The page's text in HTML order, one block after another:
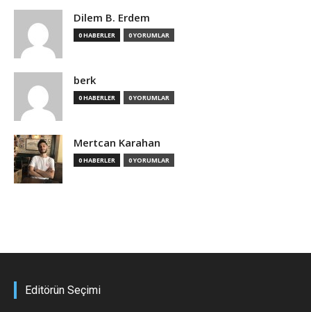
Dilem B. Erdem
0 HABERLER 0 YORUMLAR
berk
0 HABERLER 0 YORUMLAR
Mertcan Karahan
0 HABERLER 0 YORUMLAR
Editörün Seçimi